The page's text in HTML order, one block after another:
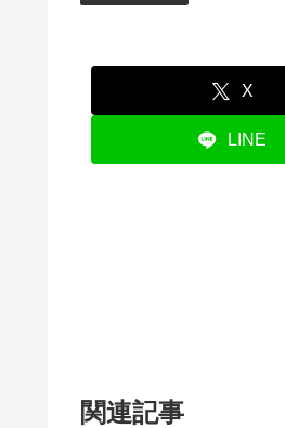
X
LINE
関連記事